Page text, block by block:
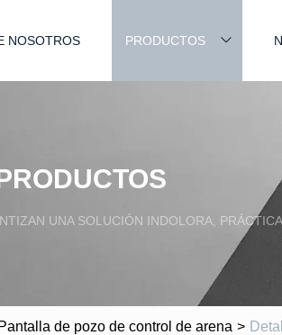
NOSOTROS PRODUCTOS
UNA SOLUCIÓN INDOLORA,
Pantalla de pozo de control de arena >